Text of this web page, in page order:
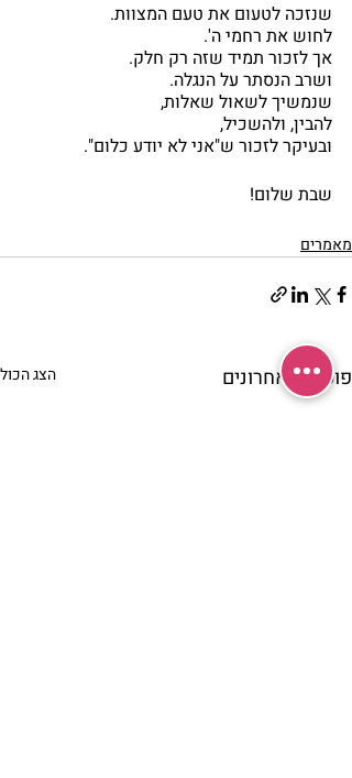
שנזכה לטעום את טעם המצוות.
לחוש את רחמי ה'.
אך לזכור תמיד שזה רק חלק.
ושרב הנסתר על הנגלה.
שנמשיך לשאול שאלות,
להבין, ולהשכיל,
ובעיקר לזכור ש"אני לא יודע כלום".
שבת שלום!
מאמרים
פוסטים אחרונים הצג הכול